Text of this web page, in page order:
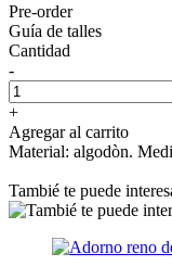
Pre-order
Guía de talles
Cantidad
-
+
Agregar al carrito
Material: algodòn.
Tambié te puede